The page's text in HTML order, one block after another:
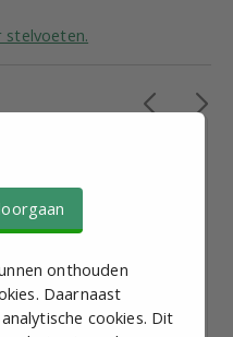
stelvoeten.
Staalverzinkt
onthouden
Daarnaast
cookies. Dit